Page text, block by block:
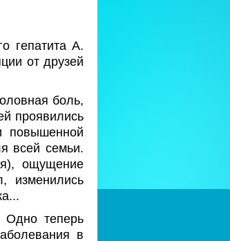
гепатита А.
от друзей
боль,
проявились
повышенной
всей семьи.
ощущение
изменились
Одно теперь
в